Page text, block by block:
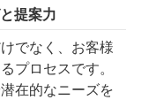
提案力
でなく、お客様
プロセスです。
在的なニーズを